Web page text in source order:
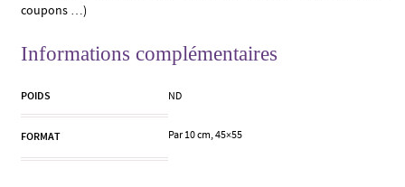
coupons …)
Informations complémentaires
POIDS ND
FORMAT Par 10 cm, 45×55